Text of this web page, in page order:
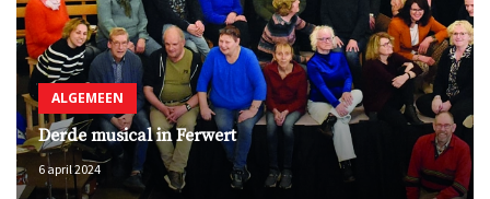
ALGEMEEN
Derde musical in Ferwert
6 april 2024